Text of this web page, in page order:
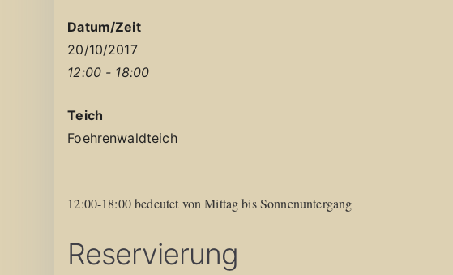
Datum/Zeit
20/10/2017
12:00 - 18:00
Teich
Foehrenwaldteich
12:00-18:00 bedeutet von Mittag bis Sonnenuntergang
Reservierung